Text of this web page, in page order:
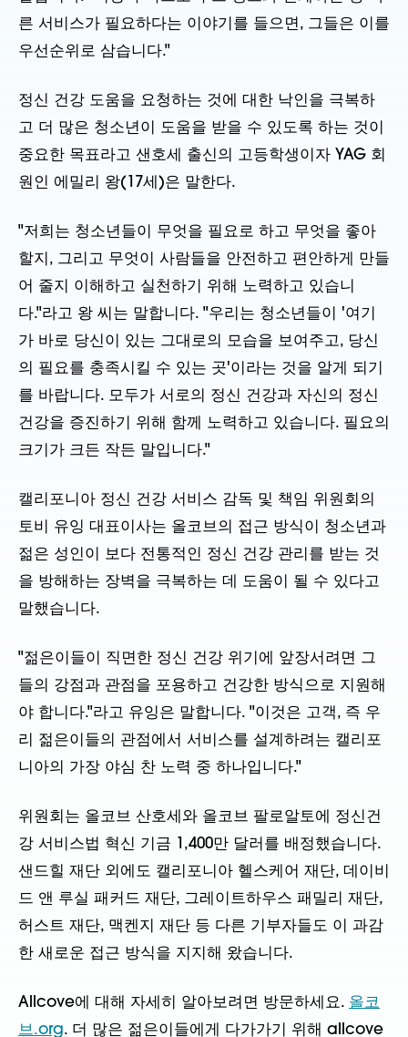
른 서비스가 필요하다는 이야기를 들으면, 그들은 이를
우선순위로 삼습니다."
정신 건강 도움을 요청하는 것에 대한 낙인을 극복하
고 더 많은 청소년이 도움을 받을 수 있도록 하는 것이
중요한 목표라고 샌호세 출신의 고등학생이자 YAG 회
원인 에밀리 왕(17세)은 말한다.
"저희는 청소년들이 무엇을 필요로 하고 무엇을 좋아
할지, 그리고 무엇이 사람들을 안전하고 편안하게 만들
어 줄지 이해하고 실천하기 위해 노력하고 있습니
다."라고 왕 씨는 말합니다. "우리는 청소년들이 '여기
가 바로 당신이 있는 그대로의 모습을 보여주고, 당신
의 필요를 충족시킬 수 있는 곳'이라는 것을 알게 되기
를 바랍니다. 모두가 서로의 정신 건강과 자신의 정신
건강을 증진하기 위해 함께 노력하고 있습니다. 필요의
크기가 크든 작든 말입니다."
캘리포니아 정신 건강 서비스 감독 및 책임 위원회의
토비 유잉 대표이사는 올코브의 접근 방식이 청소년과
젊은 성인이 보다 전통적인 정신 건강 관리를 받는 것
을 방해하는 장벽을 극복하는 데 도움이 될 수 있다고
말했습니다.
"젊은이들이 직면한 정신 건강 위기에 앞장서려면 그
들의 강점과 관점을 포용하고 건강한 방식으로 지원해
야 합니다."라고 유잉은 말합니다. "이것은 고객, 즉 우
리 젊은이들의 관점에서 서비스를 설계하려는 캘리포
니아의 가장 야심 찬 노력 중 하나입니다."
위원회는 올코브 산호세와 올코브 팔로알토에 정신건
강 서비스법 혁신 기금 1,400만 달러를 배정했습니다.
샌드힐 재단 외에도 캘리포니아 헬스케어 재단, 데이비
드 앤 루실 패커드 재단, 그레이트하우스 패밀리 재단,
허스트 재단, 맥켄지 재단 등 다른 기부자들도 이 과감
한 새로운 접근 방식을 지지해 왔습니다.
Allcove에 대해 자세히 알아보려면 방문하세요. 올코
브.org. 더 많은 젊은이들에게 다가가기 위해 allcove